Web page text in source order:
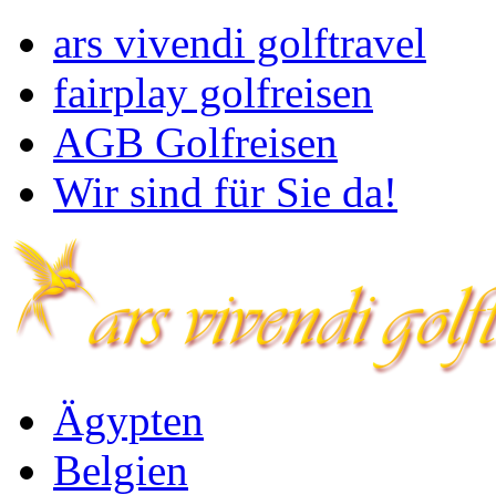
ars vivendi golftravel
fairplay golfreisen
AGB Golfreisen
Wir sind für Sie da!
Ägypten
Belgien